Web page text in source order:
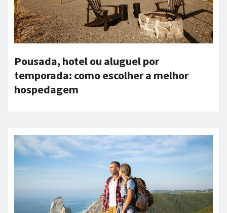
Pousada, hotel ou aluguel por
temporada: como escolher a melhor
hospedagem